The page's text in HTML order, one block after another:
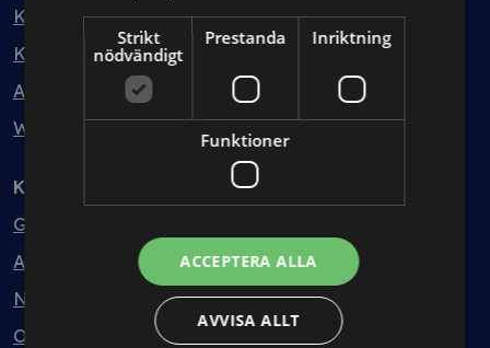
Kurser
Kurspaket
Abonnemang
Webbinarium
Kunskapsbank
Guider
Avtalsmallar
Nyheter
Ordlista
Strikt
nödvändigt
Prestanda Inriktning
Funktioner
ACCEPTERA ALLA
AVVISA ALLT